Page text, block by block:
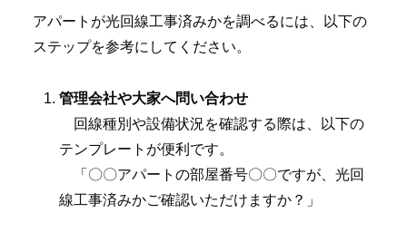
アパートが光回線工事済みかを調べるには、以下の
ステップを参考にしてください。
管理会社や大家へ問い合わせ
回線種別や設備状況を確認する際は、以下の
テンプレートが便利です。
「〇〇アパートの部屋番号〇〇ですが、光回
線工事済みかご確認いただけますか？」